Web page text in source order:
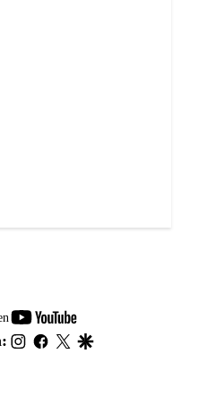
youtube-
footer
instagram
facebook
twitter